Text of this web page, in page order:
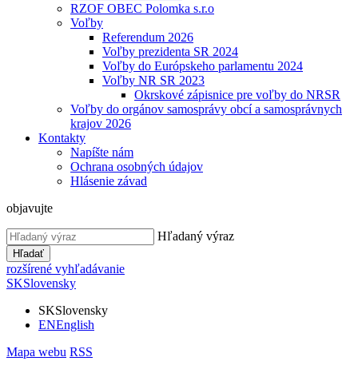
RZOF OBEC Polomka s.r.o
Voľby
Referendum 2026
Voľby prezidenta SR 2024
Voľby do Európskeho parlamentu 2024
Voľby NR SR 2023
Okrskové zápisnice pre voľby do NRSR
Voľby do orgánov samosprávy obcí a samosprávnych
krajov 2026
Kontakty
Napíšte nám
Ochrana osobných údajov
Hlásenie závad
objavujte
Hľadaný výraz
Hľadať
rozšírené vyhľadávanie
SKSlovensky
SKSlovensky
ENEnglish
Mapa webu RSS